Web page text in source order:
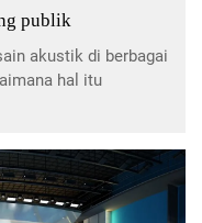
publik
akustik di berbagai
hal itu
manajemen